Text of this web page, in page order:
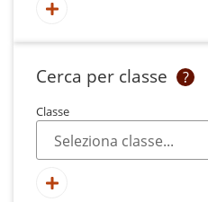
Cerca per classe ?
Classe